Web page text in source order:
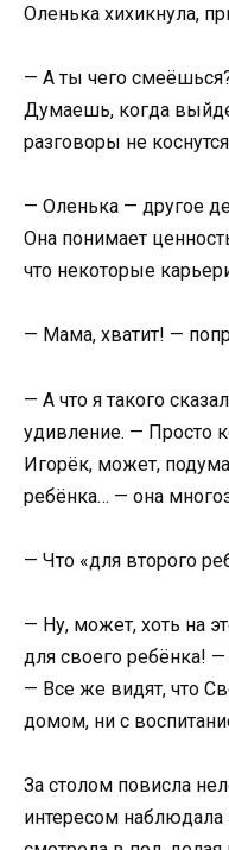
Оленька хихикнула,
— А ты чего
Думаешь, когда
разговоры не
— Оленька — другое
Она понимает
что некоторые
— Мама, хватит! —
— А что я такого
удивление. — Просто
Игорёк, может,
ребёнка… — она
— Что «для второго
— Ну, может, хоть на
для своего ребёнка!
— Все же видят, что
домом, ни с
За столом повисла
интересом